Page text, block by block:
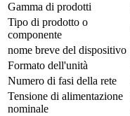
Gamma di prodotti
Tipo di prodotto o
componente
nome breve del dispositivo
Formato dell'unità
Numero di fasi della rete
Tensione di alimentazione
nominale